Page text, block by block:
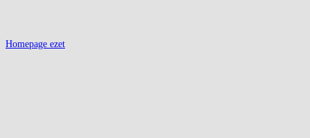
Homepage ezet